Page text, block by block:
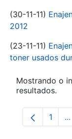
(30-11-11)
2012
(23-11-11)
toner usados
Mostrando o
resultados.
Páxina
1 ...